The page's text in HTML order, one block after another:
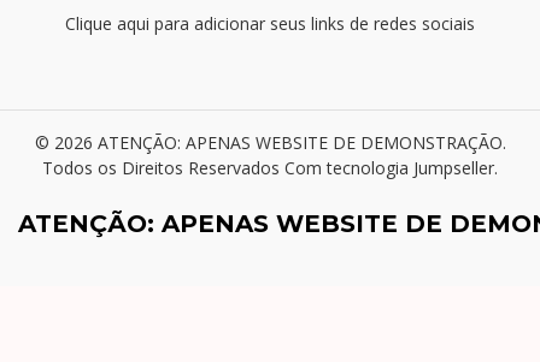
Clique aqui para adicionar seus links de redes sociais
© 2026 ATENÇÃO: APENAS WEBSITE DE DEMONSTRAÇÃO.
Todos os Direitos Reservados Com tecnologia Jumpseller.
ATENÇÃO: APENAS WEBSITE DE